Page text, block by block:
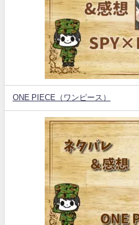
ONE PIECE（ワンピース）